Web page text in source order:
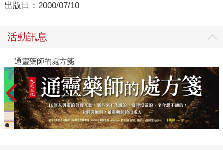
出版日： 2000/07/10
活動訊息
閱讀漫遊錄-2026上半年暢銷榜